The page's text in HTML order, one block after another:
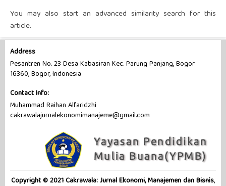
You may also start an advanced similarity search for this
article.
Address
Pesantren No. 23 Desa Kabasiran Kec. Parung Panjang, Bogor
16360, Bogor, Indonesia
Contact Info:
Muhammad Raihan Alfaridzhi
cakrawalajurnalekonomimanajeme@gmail.com
Copyright © 2021 Cakrawala: Jurnal Ekonomi, Manajemen dan Bisnis,